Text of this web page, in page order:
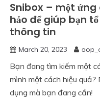
Snibox – một
hảo để giúp bạn
thông tin
March 20, 2023
Bạn đang tìm kiếm một
mình một cách hiệu quả?
dụng mà bạn đang cần!